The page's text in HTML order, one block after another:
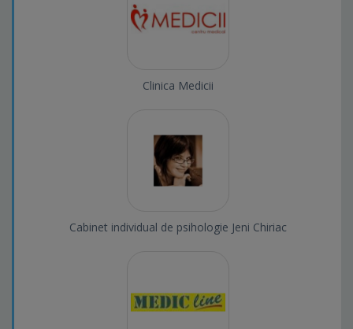
Clinica Medicii
Cabinet individual de psihologie Jeni Chiriac